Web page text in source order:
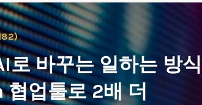
로 바꾸는 일하는 방
업툴로 2배 더